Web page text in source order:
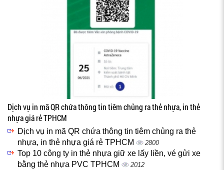
Dịch vụ in mã QR chứa thông tin tiêm chủng ra thẻ nhựa, in thẻ
nhựa giá rẻ TPHCM
Dịch vụ in mã QR chứa thông tin tiêm chủng ra thẻ
nhựa, in thẻ nhựa giá rẻ TPHCM
2800
Top 10 công ty in thẻ nhựa giữ xe lấy liền, vé gửi xe
bằng thẻ nhựa PVC TPHCM
2012